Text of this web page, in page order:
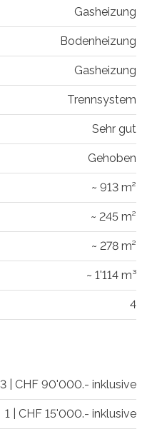
Gasheizung
Bodenheizung
Gasheizung
Trennsystem
Sehr gut
Gehoben
~ 913 m²
~ 245 m²
~ 278 m²
~ 1'114 m³
4
3 | CHF 90'000.- inklusive
1 | CHF 15'000.- inklusive